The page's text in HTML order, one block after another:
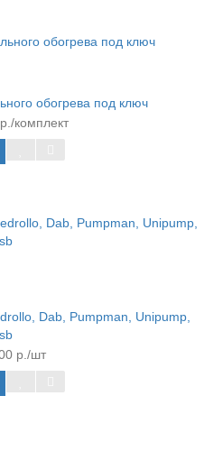
обогрева под ключ
комплект
Dab, Pumpman, Unipump,
р./шт